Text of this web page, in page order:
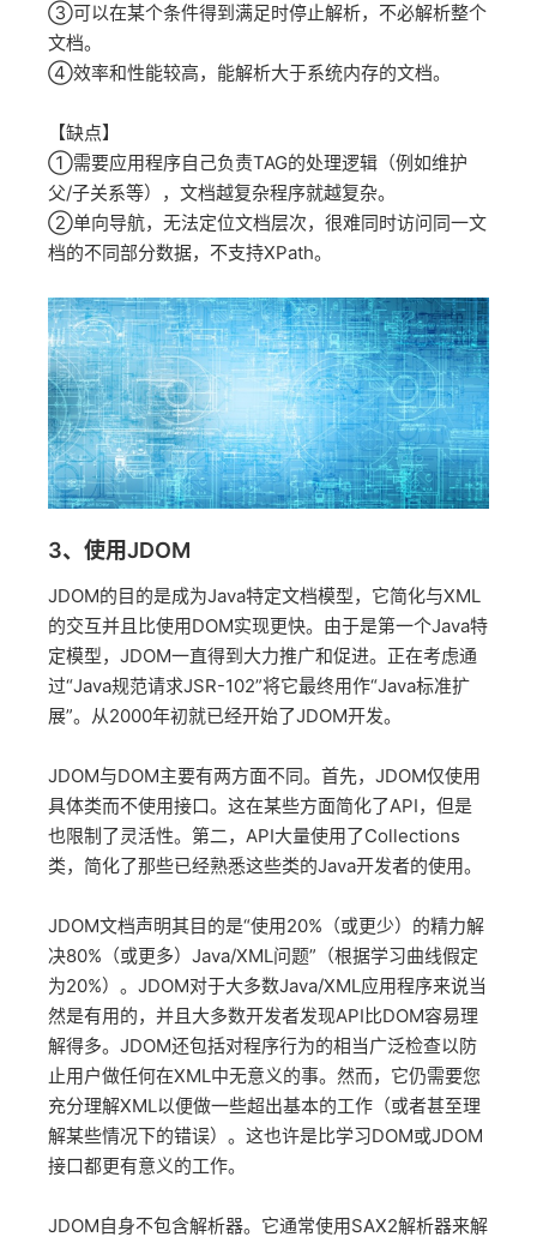
③可以在某个条件得到满足时停止解析，不必解析整个
文档。
④效率和性能较高，能解析大于系统内存的文档。
【缺点】
①需要应用程序自己负责TAG的处理逻辑（例如维护
父/子关系等），文档越复杂程序就越复杂。
②单向导航，无法定位文档层次，很难同时访问同一文
档的不同部分数据，不支持XPath。
3、使用JDOM
JDOM的目的是成为Java特定文档模型，它简化与XML
的交互并且比使用DOM实现更快。由于是第一个Java特
定模型，JDOM一直得到大力推广和促进。正在考虑通
过“Java规范请求JSR-102”将它最终用作“Java标准扩
展”。从2000年初就已经开始了JDOM开发。
JDOM与DOM主要有两方面不同。首先，JDOM仅使用
具体类而不使用接口。这在某些方面简化了API，但是
也限制了灵活性。第二，API大量使用了Collections
类，简化了那些已经熟悉这些类的Java开发者的使用。
JDOM文档声明其目的是“使用20%（或更少）的精力解
决80%（或更多）Java/XML问题”（根据学习曲线假定
为20%）。JDOM对于大多数Java/XML应用程序来说当
然是有用的，并且大多数开发者发现API比DOM容易理
解得多。JDOM还包括对程序行为的相当广泛检查以防
止用户做任何在XML中无意义的事。然而，它仍需要您
充分理解XML以便做一些超出基本的工作（或者甚至理
解某些情况下的错误）。这也许是比学习DOM或JDOM
接口都更有意义的工作。
JDOM自身不包含解析器。它通常使用SAX2解析器来解